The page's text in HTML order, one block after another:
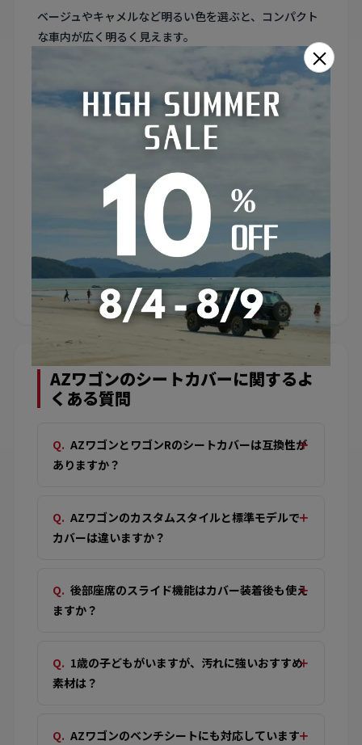
ベージュやキャメルなど明るい色を選ぶと、コンパクト
な車内が広く明るく見えます。
3. シートベルトバックルの干渉に注意
軽自動車はバックル位置がシートに近いため、干渉しな
い設計のカバーを選ぶことが重要です。
4. 取り付け・取り外しが簡単なこと
こまめに洗いたい方は、ゴムバンドやフック式で着脱し
やすいカバーが便利です。
5. 薄型設計で座面スペースを圧迫しない
軽自動車の限られた空間では、厚みを抑えた薄型カバー
を選ぶと窮屈になりません。
AZワゴンのシートカバーに関するよ
くある質問
AZワゴンとワゴンRのシートカバーは互換性が
ありますか？
AZワゴンのカスタムスタイルと標準モデルで
カバーは違いますか？
後部座席のスライド機能はカバー装着後も使え
ますか？
1歳の子どもがいますが、汚れに強いおすすめ
素材は？
AZワゴンのベンチシートにも対応しています
×